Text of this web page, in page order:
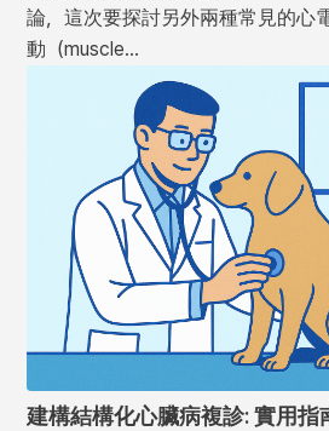
論，這次要探討另外兩種常見的心
動（muscle…
建構結構化心臟病複診: 實用指